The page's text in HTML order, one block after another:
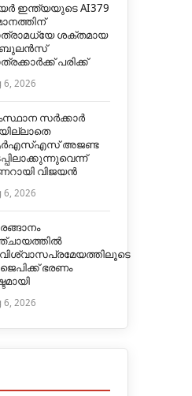
ഇന്ത്യയുടെ AI379
ശക്തമായ
പരിക്ക്
6, 2026
സർക്കാർ
അജണ്ട
വിജയൻ
6, 2026
ഭരണം
6, 2026